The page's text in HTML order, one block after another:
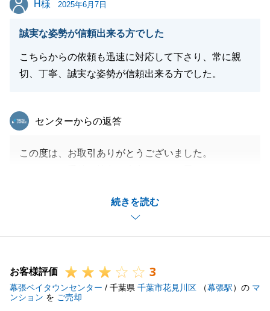
H様 2025年6月7日
誠実な姿勢が信頼出来る方でした
こちらからの依頼も迅速に対応して下さり、常に親
切、丁寧、誠実な姿勢が信頼出来る方でした。
続きを読む
東急リバブル
センターからの返答
この度は、お取引ありがとうございました。
精一杯お手伝いさせていただきます。
今後とも宜しくお願いいたします。
閉じる
お客様評価 3
幕張ベイタウンセンター / 千葉県 千葉市花見川区 （幕張駅）の マ
ンション を ご売却